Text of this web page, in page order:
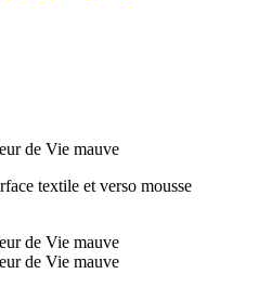
textile et verso mousse